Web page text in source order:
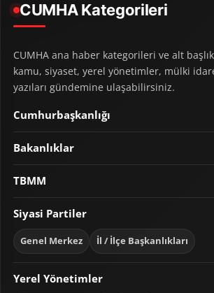
CUMHA Kategorileri
CUMHA ana haber kategorileri ve alt
kamu, siyaset, yerel yönetimler, mülki
yazıları gündemine ulaşabilirsiniz.
Cumhurbaşkanlığı
Bakanlıklar
TBMM
Siyasi Partiler
Genel Merkez İl / İlçe Başkanlıkları
Yerel Yönetimler